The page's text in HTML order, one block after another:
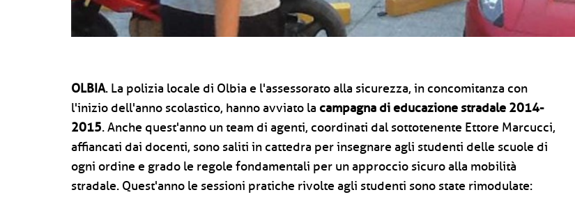
OLBIA. La polizia locale di Olbia e l'assessorato alla sicurezza, in concomitanza con
l'inizio dell'anno scolastico, hanno avviato la campagna di educazione stradale 2014-
2015. Anche quest'anno un team di agenti, coordinati dal sottotenente Ettore Marcucci,
affiancati dai docenti, sono saliti in cattedra per insegnare agli studenti delle scuole di
ogni ordine e grado le regole fondamentali per un approccio sicuro alla mobilità
stradale. Quest'anno le sessioni pratiche rivolte agli studenti sono state rimodulate: